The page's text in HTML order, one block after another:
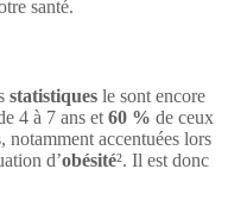
santé.
statistiques le sont encore
4 à 7 ans et 60 % de ceux
notamment accentuées lors
d’obésité². Il est donc